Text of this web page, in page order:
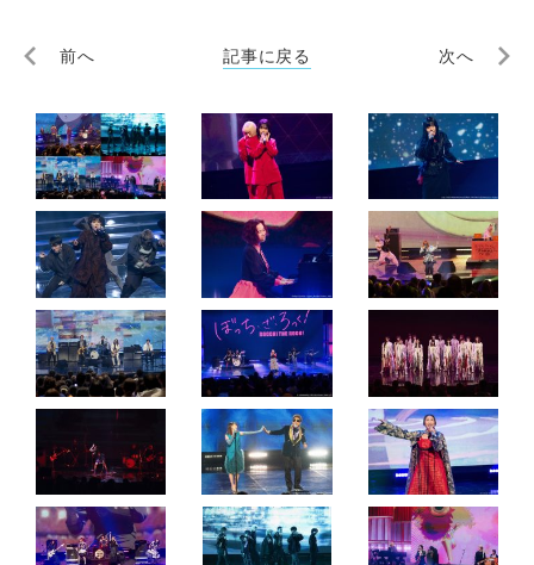
前へ 記事に戻る 次へ